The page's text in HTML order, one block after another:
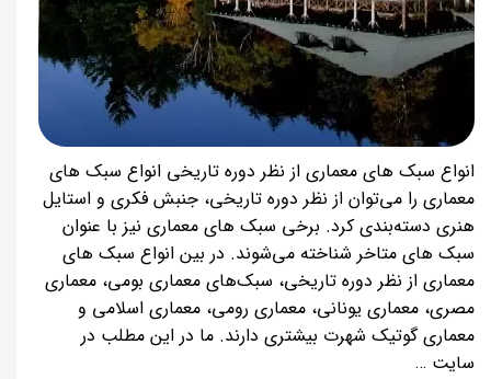
انواع سبک های معماری از نظر دوره تاریخی انواع سبک‌ های
معماری را می‌توان از نظر دوره تاریخی، جنبش فکری و استایل
هنری دسته‌بندی کرد. برخی سبک‌ های معماری نیز با عنوان
سبک‌ های متاخر شناخته می‌شوند. در بین انواع سبک های
معماری از نظر دوره تاریخی، سبک‌های معماری بومی، معماری
مصری، معماری یونانی، معماری رومی، معماری اسلامی و
معماری گوتیک شهرت بیشتری دارند. ما در این مطلب در
سایت …